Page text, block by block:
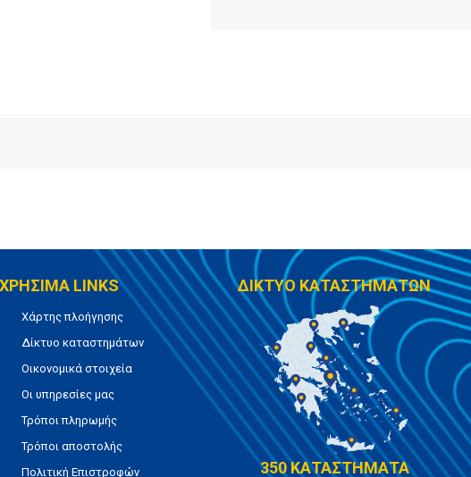
ΧΡΗΣΙΜΑ LINKS
Χάρτης πλοήγησης
Δίκτυο καταστημάτων
Οικονομικά στοιχεία
Οι υπηρεσίες μας
Τρόποι πληρωμής
Τρόποι αποστολής
Πολιτική Επιστροφών
ΔΙΚΤΥΟ ΚΑΤΑΣΤΗΜΑΤΩΝ
350 ΚΑΤΑΣΤΗΜΑΤΑ